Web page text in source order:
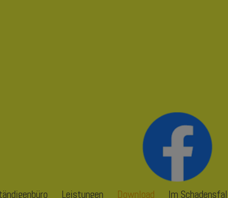
Leistungen Download Im